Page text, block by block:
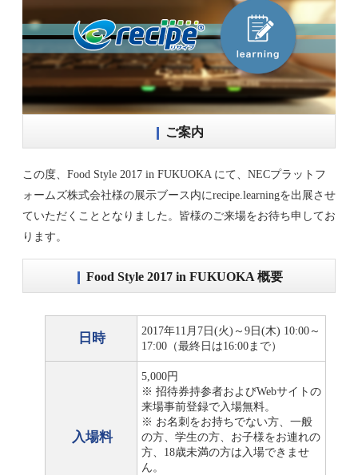
ご案内
この度、Food Style 2017 in FUKUOKA にて、NECプラットフ
ォームズ株式会社様の展示ブース内にrecipe.learningを出展させ
ていただくこととなりました。皆様のご来場をお待ち申してお
ります。
Food Style 2017 in FUKUOKA 概要
日時
2017年11月7日(火)～9日(木) 10:00～
17:00（最終日は16:00まで）
入場料
5,000円
※ 招待券持参者およびWebサイトの
来場事前登録で入場無料。
※ お名刺をお持ちでない方、一般
の方、学生の方、お子様をお連れの
方、18歳未満の方は入場できませ
ん。